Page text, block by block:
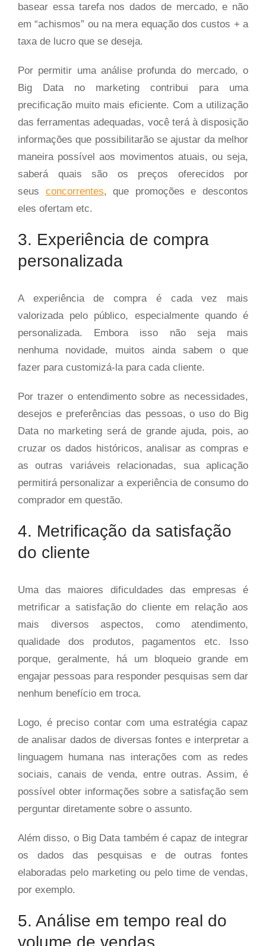
basear essa tarefa nos dados de mercado, e não
em “achismos” ou na mera equação dos custos + a
taxa de lucro que se deseja.
Por permitir uma análise profunda do mercado, o
Big Data no marketing contribui para uma
precificação muito mais eficiente. Com a utilização
das ferramentas adequadas, você terá à disposição
informações que possibilitarão se ajustar da melhor
maneira possível aos movimentos atuais, ou seja,
saberá quais são os preços oferecidos por
seus concorrentes, que promoções e descontos
eles ofertam etc.
3. Experiência de compra
personalizada
A experiência de compra é cada vez mais
valorizada pelo público, especialmente quando é
personalizada. Embora isso não seja mais
nenhuma novidade, muitos ainda sabem o que
fazer para customizá-la para cada cliente.
Por trazer o entendimento sobre as necessidades,
desejos e preferências das pessoas, o uso do Big
Data no marketing será de grande ajuda, pois, ao
cruzar os dados históricos, analisar as compras e
as outras variáveis relacionadas, sua aplicação
permitirá personalizar a experiência de consumo do
comprador em questão.
4. Metrificação da satisfação
do cliente
Uma das maiores dificuldades das empresas é
metrificar a satisfação do cliente em relação aos
mais diversos aspectos, como atendimento,
qualidade dos produtos, pagamentos etc. Isso
porque, geralmente, há um bloqueio grande em
engajar pessoas para responder pesquisas sem dar
nenhum benefício em troca.
Logo, é preciso contar com uma estratégia capaz
de analisar dados de diversas fontes e interpretar a
linguagem humana nas interações com as redes
sociais, canais de venda, entre outras. Assim, é
possível obter informações sobre a satisfação sem
perguntar diretamente sobre o assunto.
Além disso, o Big Data também é capaz de integrar
os dados das pesquisas e de outras fontes
elaboradas pelo marketing ou pelo time de vendas,
por exemplo.
5. Análise em tempo real do
volume de vendas